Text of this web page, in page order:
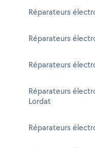
Réparateurs
Réparateurs
Réparateurs
Réparateurs
Lordat
Réparateurs